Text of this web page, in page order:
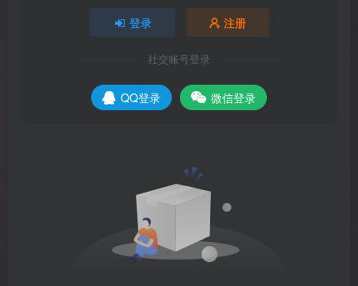
登录 注册
社交账号登录
QQ登录 微信登录